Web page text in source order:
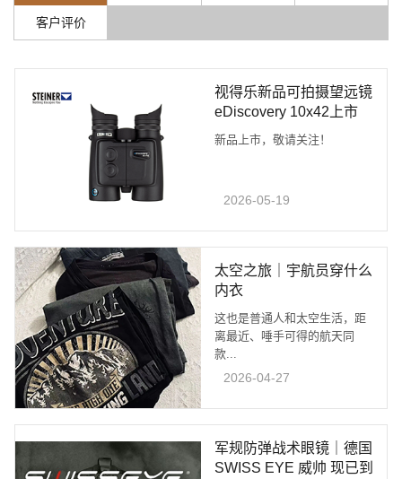
客户评价
视得乐新品可拍摄望远镜
eDiscovery 10x42上市
（全球同步）
新品上市，敬请关注！
2026-05-19
太空之旅｜宇航员穿什么
内衣
这也是普通人和太空生活，距
离最近、唾手可得的航天同
款...
2026-04-27
军规防弹战术眼镜｜德国
SWISS EYE 威帅 现已到